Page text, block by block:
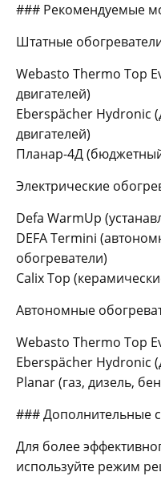
### Рекомендуемые
Штатные
Webasto Thermo Top
двигателей)
Eberspächer Hydronic
двигателей)
Планар-4Д
Электрические
Defa WarmUp
DEFA Termini
обогреватели)
Calix Top
Автономные
Webasto Thermo Top
Eberspächer Hydronic
Planar (газ, дизель,
### Дополнительные
Для более
используйте режим